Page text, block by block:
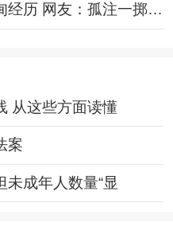
经历 网友：孤注一掷现
从这些方面读懂
案
未成年人数量“显